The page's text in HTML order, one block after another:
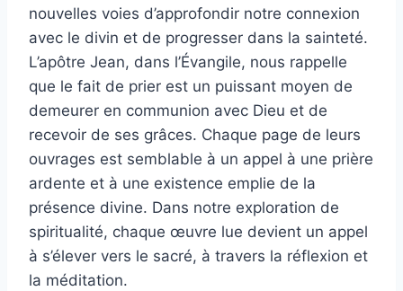
nouvelles voies d’approfondir notre connexion
avec le divin et de progresser dans la sainteté.
L’apôtre Jean, dans l’Évangile, nous rappelle
que le fait de prier est un puissant moyen de
demeurer en communion avec Dieu et de
recevoir de ses grâces. Chaque page de leurs
ouvrages est semblable à un appel à une prière
ardente et à une existence emplie de la
présence divine. Dans notre exploration de
spiritualité, chaque œuvre lue devient un appel
à s’élever vers le sacré, à travers la réflexion et
la méditation.